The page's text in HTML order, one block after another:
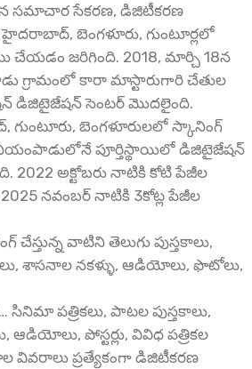
సమాచార సేకరణ, డిజిటీకరణ
బెంగళూరు, గుంటూర్లలో
చేయడం జరిగింది. 2018, మార్చి 18న
గ్రామంలో కారా మాస్టారుగారి చేతుల
డిజిటైజేషన్ సెంటర్ మొదలైంది.
బెంగళూరులలో స్కానింగ్
పూర్తిస్థాయిలో డిజిటైజేషన్
2022 అక్టోబరు నాటికి కోటి పేజీల
నవంబర్ నాటికి 3కోట్ల పేజీల
వాటిని తెలుగు పుస్తకాలు,
శాసనాల నకళ్ళు, ఆడియోలు, ఫొటోలు,
పత్రికలు, పాటల పుస్తకాలు,
పోస్టర్లు, వివిధ పత్రికల
వివరాలు ప్రత్యేకంగా డిజిటీకరణ